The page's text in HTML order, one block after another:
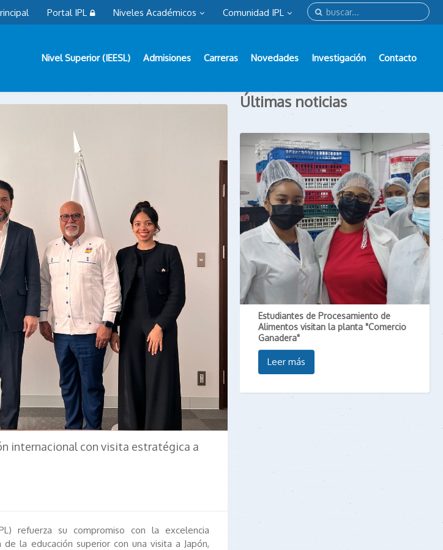
Comunidad IPL
Niveles Académicos
Portal IPL
Nivel Superior (IEESL) Admisiones Carreras Novedades Investigación Contacto
internacional con visita estratégica a
refuerza su compromiso con la excelencia
de la educación superior con una visita a Japón,
Últimas noticias
Estudiantes de Procesamiento de
Alimentos visitan la planta "Comercio
Ganadera"
Leer más